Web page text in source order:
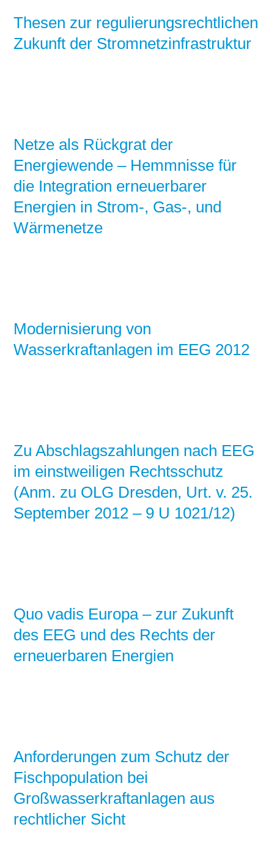
Thesen zur regulierungsrechtlichen
Zukunft der Stromnetzinfrastruktur
Netze als Rückgrat der
Energiewende – Hemmnisse für
die Integration erneuerbarer
Energien in Strom-, Gas-, und
Wärmenetze
Modernisierung von
Wasserkraftanlagen im EEG 2012
Zu Abschlagszahlungen nach EEG
im einstweiligen Rechtsschutz
(Anm. zu OLG Dresden, Urt. v. 25.
September 2012 – 9 U 1021/12)
Quo vadis Europa – zur Zukunft
des EEG und des Rechts der
erneuerbaren Energien
Anforderungen zum Schutz der
Fischpopulation bei
Großwasserkraftanlagen aus
rechtlicher Sicht